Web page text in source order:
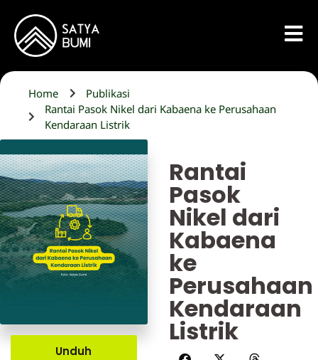
Home
Publikasi
Rantai Pasok Nikel dari Kabaena ke Perusahaan
Kendaraan Listrik
Rantai
Pasok
Nikel dari
Kabaena
ke
Perusahaan
Kendaraan
Listrik
Unduh